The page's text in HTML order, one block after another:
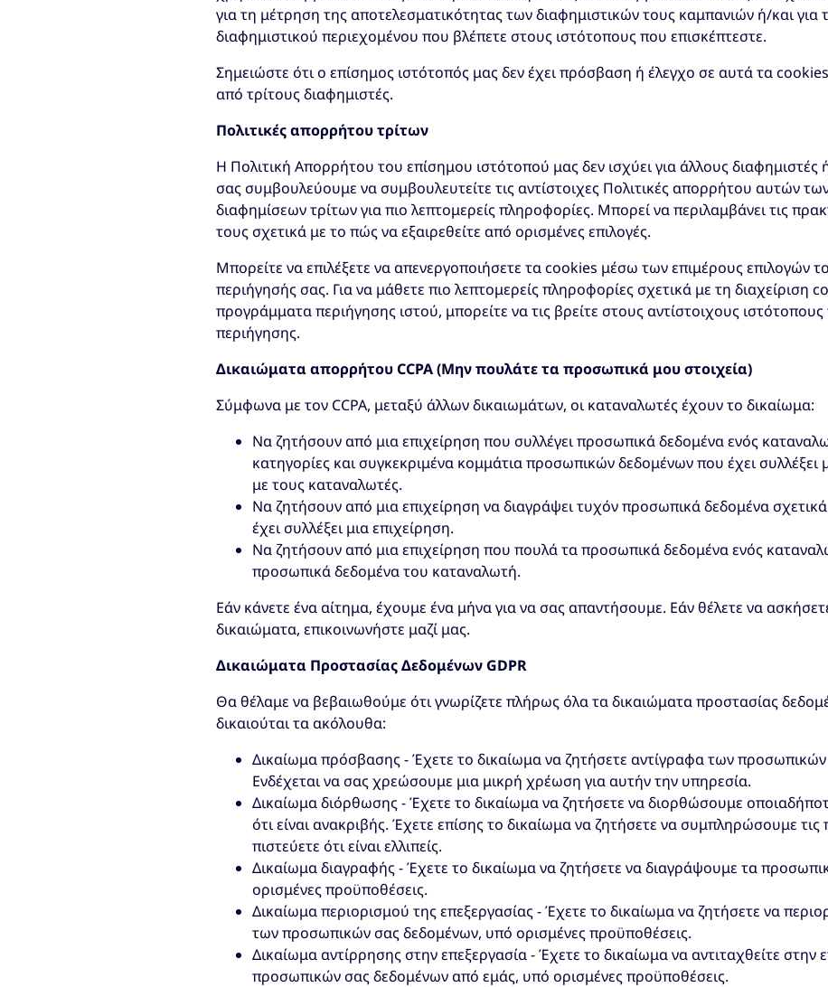
για τη μέτρηση της αποτελεσματικότητας των διαφημιστικών τους καμπανιών ή/και για
διαφημιστικού περιεχομένου που βλέπετε στους ιστότοπους που επισκέπτεστε.
Σημειώστε ότι ο επίσημος ιστότοπός μας δεν έχει πρόσβαση ή έλεγχο σε αυτά τα
από τρίτους διαφημιστές.
Πολιτικές απορρήτου τρίτων
Η Πολιτική Απορρήτου του επίσημου ιστότοπού μας δεν ισχύει για άλλους
σας συμβουλεύουμε να συμβουλευτείτε τις αντίστοιχες Πολιτικές απορρήτου αυτών
διαφημίσεων τρίτων για πιο λεπτομερείς πληροφορίες. Μπορεί να περιλαμβάνει τις
τους σχετικά με το πώς να εξαιρεθείτε από ορισμένες επιλογές.
Μπορείτε να επιλέξετε να απενεργοποιήσετε τα cookies μέσω των επιμέρους επιλογών
περιήγησής σας. Για να μάθετε πιο λεπτομερείς πληροφορίες σχετικά με τη διαχείριση
προγράμματα περιήγησης ιστού, μπορείτε να τις βρείτε στους αντίστοιχους
περιήγησης.
Δικαιώματα απορρήτου CCPA (Μην πουλάτε τα προσωπικά μου στοιχεία)
Σύμφωνα με τον CCPA, μεταξύ άλλων δικαιωμάτων, οι καταναλωτές έχουν το δικαίωμα:
Να ζητήσουν από μια επιχείρηση που συλλέγει προσωπικά δεδομένα ενός
κατηγορίες και συγκεκριμένα κομμάτια προσωπικών δεδομένων που έχει συλλέξει
με τους καταναλωτές.
Να ζητήσουν από μια επιχείρηση να διαγράψει τυχόν προσωπικά δεδομένα
έχει συλλέξει μια επιχείρηση.
Να ζητήσουν από μια επιχείρηση που πουλά τα προσωπικά δεδομένα ενός
προσωπικά δεδομένα του καταναλωτή.
Εάν κάνετε ένα αίτημα, έχουμε ένα μήνα για να σας απαντήσουμε. Εάν θέλετε να
δικαιώματα, επικοινωνήστε μαζί μας.
Δικαιώματα Προστασίας Δεδομένων GDPR
Θα θέλαμε να βεβαιωθούμε ότι γνωρίζετε πλήρως όλα τα δικαιώματα προστασίας
δικαιούται τα ακόλουθα:
Δικαίωμα πρόσβασης - Έχετε το δικαίωμα να ζητήσετε αντίγραφα των
Ενδέχεται να σας χρεώσουμε μια μικρή χρέωση για αυτήν την υπηρεσία.
Δικαίωμα διόρθωσης - Έχετε το δικαίωμα να ζητήσετε να διορθώσουμε
ότι είναι ανακριβής. Έχετε επίσης το δικαίωμα να ζητήσετε να συμπληρώσουμε
πιστεύετε ότι είναι ελλιπείς.
Δικαίωμα διαγραφής - Έχετε το δικαίωμα να ζητήσετε να διαγράψουμε τα
ορισμένες προϋποθέσεις.
Δικαίωμα περιορισμού της επεξεργασίας - Έχετε το δικαίωμα να ζητήσετε να
των προσωπικών σας δεδομένων, υπό ορισμένες προϋποθέσεις.
Δικαίωμα αντίρρησης στην επεξεργασία - Έχετε το δικαίωμα να αντιταχθείτε στην
προσωπικών σας δεδομένων από εμάς, υπό ορισμένες προϋποθέσεις.